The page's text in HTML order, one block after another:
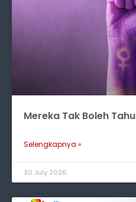
Mereka Tak Boleh Tahu
Selengkapnya »
30 July 2026